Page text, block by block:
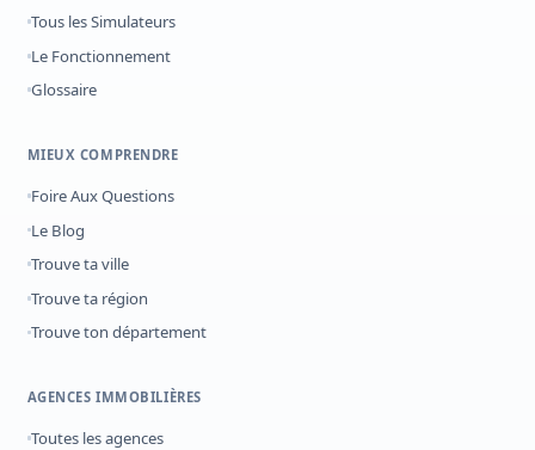
Tous les Simulateurs
Le Fonctionnement
Glossaire
MIEUX COMPRENDRE
Foire Aux Questions
Le Blog
Trouve ta ville
Trouve ta région
Trouve ton département
AGENCES IMMOBILIÈRES
Toutes les agences